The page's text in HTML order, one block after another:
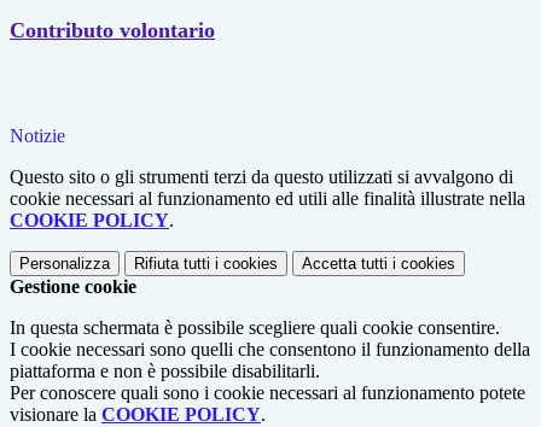
Contributo volontario
Notizie
Questo sito o gli strumenti terzi da questo utilizzati si avvalgono di
cookie necessari al funzionamento ed utili alle finalità illustrate nella
COOKIE POLICY.
Personalizza Rifiuta tutti i cookies Accetta tutti i cookies
Gestione cookie
In questa schermata è possibile scegliere quali cookie consentire.
I cookie necessari sono quelli che consentono il funzionamento della
piattaforma e non è possibile disabilitarli.
Per conoscere quali sono i cookie necessari al funzionamento potete
visionare la COOKIE POLICY.